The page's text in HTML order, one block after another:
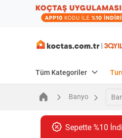
Tüm Kategoriler
Banyo
Sepette %10